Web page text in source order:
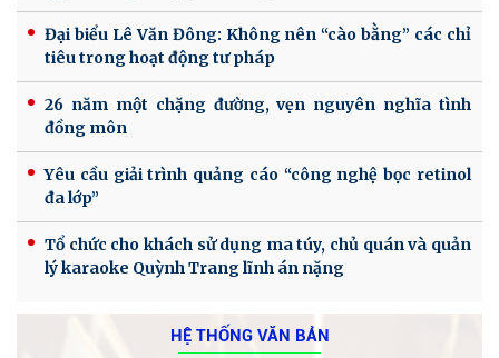
Đại biểu Lê Văn Đông: Không nên “cào bằng” các chỉ
tiêu trong hoạt động tư pháp
26 năm một chặng đường, vẹn nguyên nghĩa tình
đồng môn
Yêu cầu giải trình quảng cáo “công nghệ bọc retinol
đa lớp”
Tổ chức cho khách sử dụng ma túy, chủ quán và quản
lý karaoke Quỳnh Trang lĩnh án nặng
HỆ THỐNG VĂN BẢN